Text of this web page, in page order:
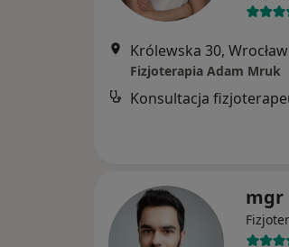
Królewska 30, Wrocław
Fizjoterapia Adam Mruk
Konsultacja
mgr